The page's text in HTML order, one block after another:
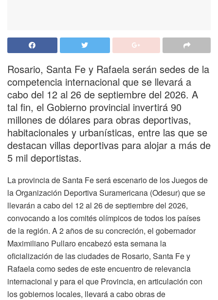
Rosario, Santa Fe y Rafaela serán sedes de la
competencia internacional que se llevará a
cabo del 12 al 26 de septiembre del 2026. A
tal fin, el Gobierno provincial invertirá 90
millones de dólares para obras deportivas,
habitacionales y urbanísticas, entre las que se
destacan villas deportivas para alojar a más de
5 mil deportistas.
La provincia de Santa Fe será escenario de los Juegos de
la Organización Deportiva Suramericana (Odesur) que se
llevarán a cabo del 12 al 26 de septiembre del 2026,
convocando a los comités olímpicos de todos los países
de la región. A 2 años de su concreción, el gobernador
Maximiliano Pullaro encabezó esta semana la
oficialización de las ciudades de Rosario, Santa Fe y
Rafaela como sedes de este encuentro de relevancia
internacional y para el que Provincia, en articulación con
los gobiernos locales, llevará a cabo obras de